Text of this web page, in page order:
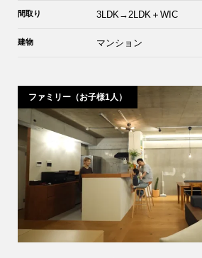
間取り 3LDK→2LDK＋WIC
建物 マンション
ファミリー（お子様1人）